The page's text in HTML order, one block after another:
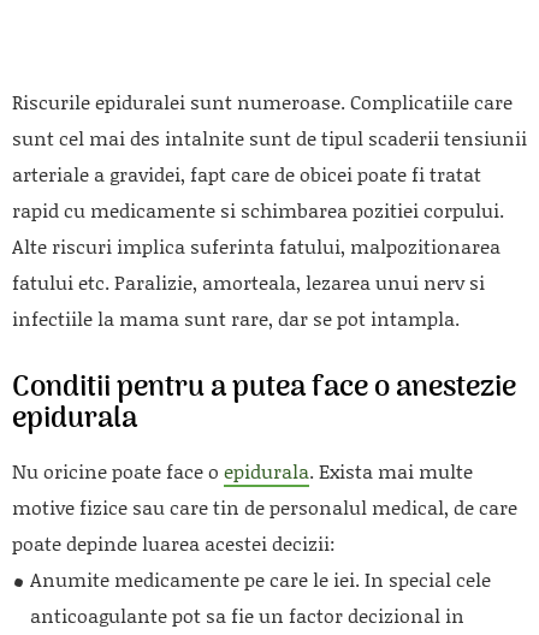
Riscurile epiduralei sunt numeroase. Complicatiile care
sunt cel mai des intalnite sunt de tipul scaderii tensiunii
arteriale a gravidei, fapt care de obicei poate fi tratat
rapid cu medicamente si schimbarea pozitiei corpului.
Alte riscuri implica suferinta fatului, malpozitionarea
fatului etc. Paralizie, amorteala, lezarea unui nerv si
infectiile la mama sunt rare, dar se pot intampla.
Conditii pentru a putea face o anestezie
epidurala
Nu oricine poate face o epidurala. Exista mai multe
motive fizice sau care tin de personalul medical, de care
poate depinde luarea acestei decizii:
Anumite medicamente pe care le iei. In special cele
anticoagulante pot sa fie un factor decizional in